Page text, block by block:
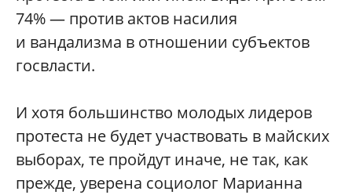
74% — против актов насилия
и вандализма в отношении субъектов
госвласти.
И хотя большинство молодых лидеров
протеста не будет участвовать в майских
выборах, те пройдут иначе, не так, как
прежде, уверена социолог Марианна